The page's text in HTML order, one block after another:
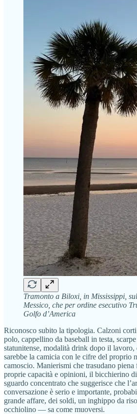
Tramonto a Biloxi, in Mississippi,
Messico, che per ordine esecutivo
Golfo d’America
Riconosco subito la tipologia. Calzoni
polo, cappellino da baseball in testa,
statunitense, modalità drink dopo il
sarebbe la camicia con le cifre del proprio
camoscio. Manierismi che trasudano
proprie capacità e opinioni, il bicchierino
sguardo concentrato che suggerisce che
conversazione è serio e importante,
grande affare, dei soldi, un inghippo da
occhiolino — sa come muoversi.